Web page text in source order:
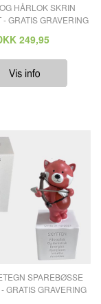
HÅRLOK SKRIN
GRATIS GRAVERING
249,95
SPAREBØSSE
GRATIS GRAVERING